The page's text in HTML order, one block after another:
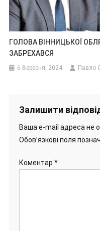
ГОЛОВА ВІННИЦЬКОЇ
ЗАБРЕХАВСЯ
6 Вересня, 2024 Павло
Залишити
Ваша e-mail адреса не
Обов’язкові поля
Коментар *